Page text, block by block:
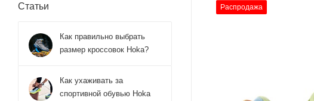
Распродажа
Статьи
Как правильно выбрать
размер кроссовок Hoka?
Как ухаживать за
спортивной обувью Hoka